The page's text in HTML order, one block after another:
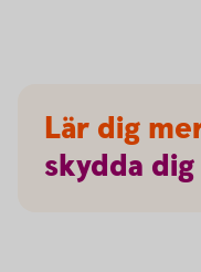
Lär dig
skydda dig